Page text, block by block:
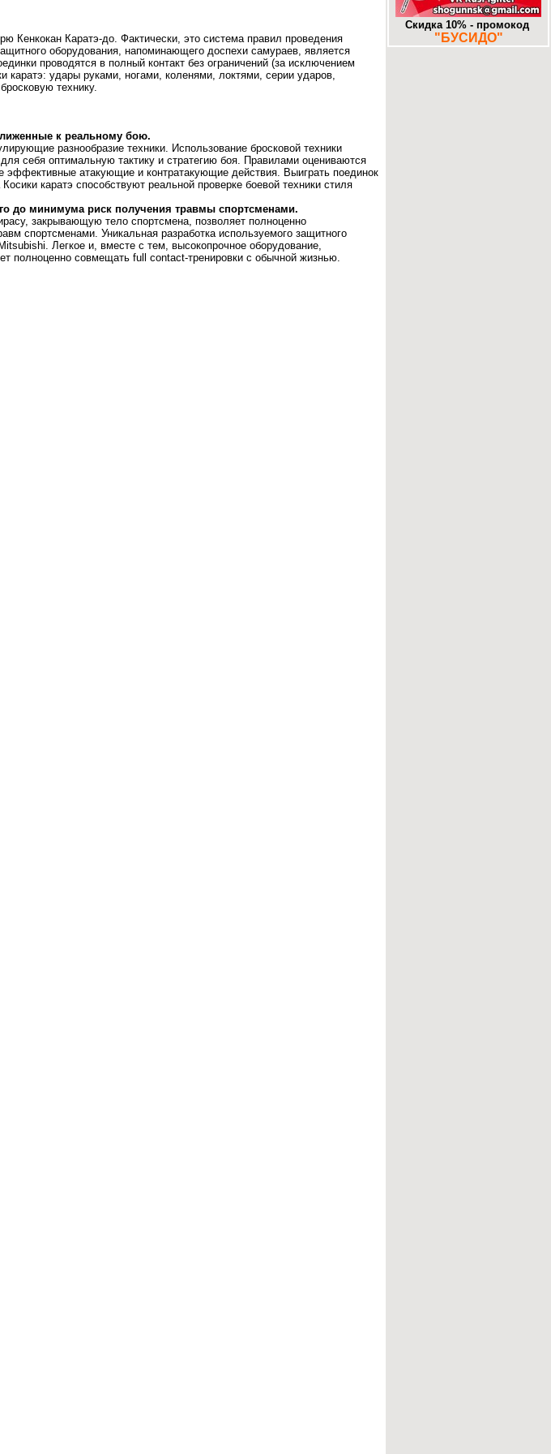
Кенкокан Каратэ-до. Фактически, это система правил проведения
оборудования, напоминающего доспехи самураев, является
проводятся в полный контакт без ограничений (за исключением
каратэ: удары руками, ногами, коленями, локтями, серии ударов,
технику.
к реальному бою.
разнообразие техники. Использование бросковой техники
себя оптимальную тактику и стратегию боя. Правилами оцениваются
атакующие и контратакующие действия. Выиграть поединок
каратэ способствуют реальной проверке боевой техники стиля
до минимума риск получения травмы спортсменами.
закрывающую тело спортсмена, позволяет полноценно
спортсменами. Уникальная разработка используемого защитного
Легкое и, вместе с тем, высокопрочное оборудование,
совмещать full contact-тренировки с обычной жизнью.
Муром. «Знаковое» место.
25-10-2017
Додзе большие и маленькие. Часть
16. Алма-Ата. DOJO.KZ
13-10-2017
Скидка 10% - промокод
"БУСИДО"